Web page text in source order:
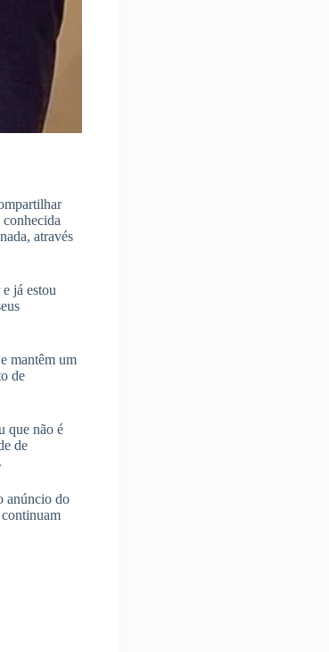
através
já estou
mantêm um
de
que não é
de
anúncio do